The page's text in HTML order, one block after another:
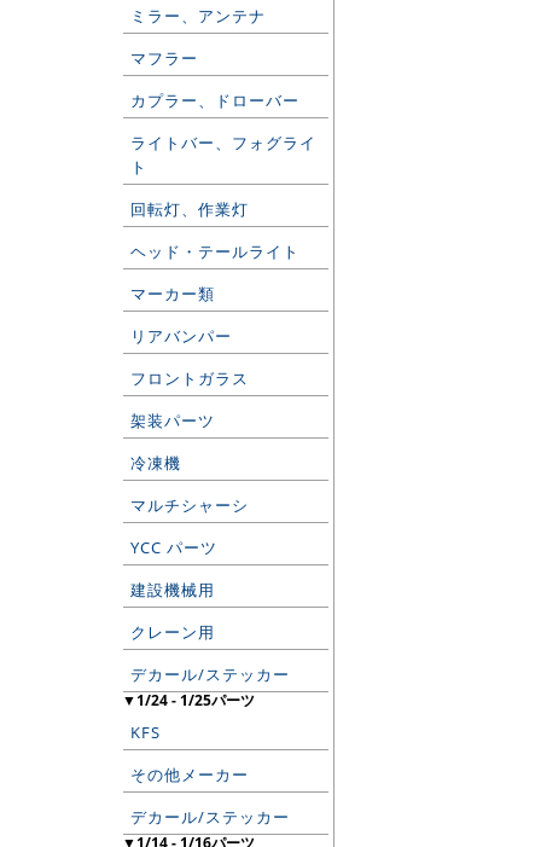
ミラー、アンテナ
マフラー
カプラー、ドローバー
ライトバー、フォグライ
ト
回転灯、作業灯
ヘッド・テールライト
マーカー類
リアバンパー
フロントガラス
架装パーツ
冷凍機
マルチシャーシ
YCC パーツ
建設機械用
クレーン用
デカール/ステッカー
▼1/24 - 1/25パーツ
KFS
その他メーカー
デカール/ステッカー
▼1/14 - 1/16パーツ